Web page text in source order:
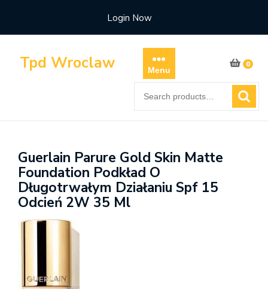
content
Login Now
Tpd Wroclaw Menu
0
for:
Guerlain Parure Gold Skin Matte
Foundation Podkład O
Długotrwałym Działaniu Spf 15
Odcień 2W 35 Ml